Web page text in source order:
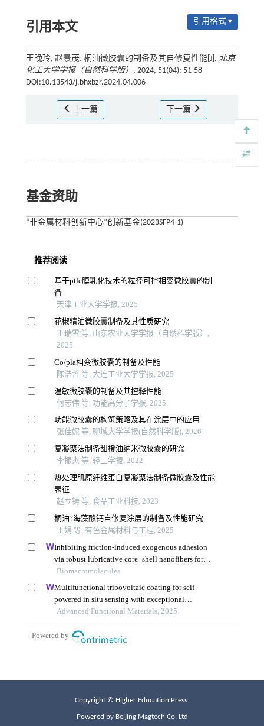
引用本文 引用格式 ▾
王晚玲, 赵景茂. 桐油微胶囊的制备及其自修复性能[J]. 北京
化工大学学报（自然科学版） , 2024, 51(04): 51-58
DOI:10.13543/j.bhxbzr.2024.04.006
上一篇 下一篇
基金资助
“非金属材料创新中心”创新基金(2023SFP4-1)
Copyright © Higher Education Press.
Powered by Beijing Magtech Co. Ltd